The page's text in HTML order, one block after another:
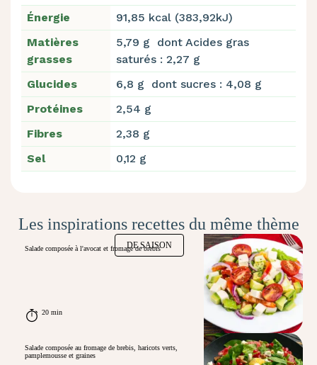
Énergie
91,85 kcal (383,92kJ)
Matières
grasses
5,79 g dont Acides gras
saturés : 2,27 g
Glucides
6,8 g dont sucres : 4,08 g
Protéines
2,54 g
Fibres
2,38 g
Sel
0,12 g
Les inspirations recettes du même thème
DE SAISON
Salade composée à l'avocat et fromage de brebis
20 min
Salade composée au fromage de brebis, haricots verts,
pamplemousse et graines